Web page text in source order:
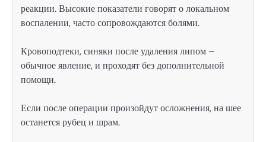
реакции. Высокие показатели говорят о локальном
воспалении, часто сопровождаются болями.
Кровоподтеки, синяки после удаления липом –
обычное явление, и проходят без дополнительной
помощи.
Если после операции произойдут осложнения, на шее
останется рубец и шрам.